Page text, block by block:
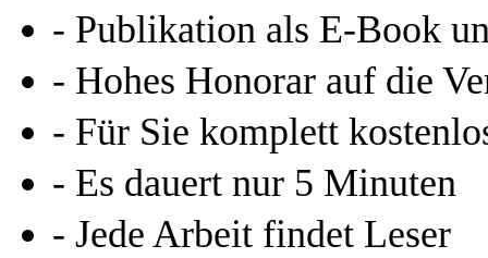
- Publikation als E-Book
- Hohes Honorar auf die
- Für Sie komplett
- Es dauert nur 5 Minuten
- Jede Arbeit findet Leser